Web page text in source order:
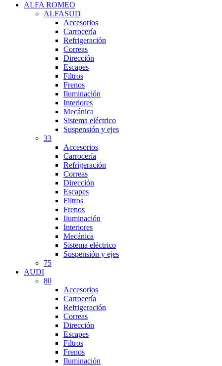
ALFA ROMEO
ALFASUD
Accesorios
Carrocería
Refrigeración
Correas
Dirección
Escapes
Filtros
Frenos
Iluminación
Interiores
Mecánica
Sistema eléctrico
Suspensión y ejes
33
Accesorios
Carrocería
Refrigeración
Correas
Dirección
Escapes
Filtros
Frenos
Iluminación
Interiores
Mecánica
Sistema eléctrico
Suspensión y ejes
75
AUDI
80
Accesorios
Carrocería
Refrigeración
Correas
Dirección
Escapes
Filtros
Frenos
Iluminación